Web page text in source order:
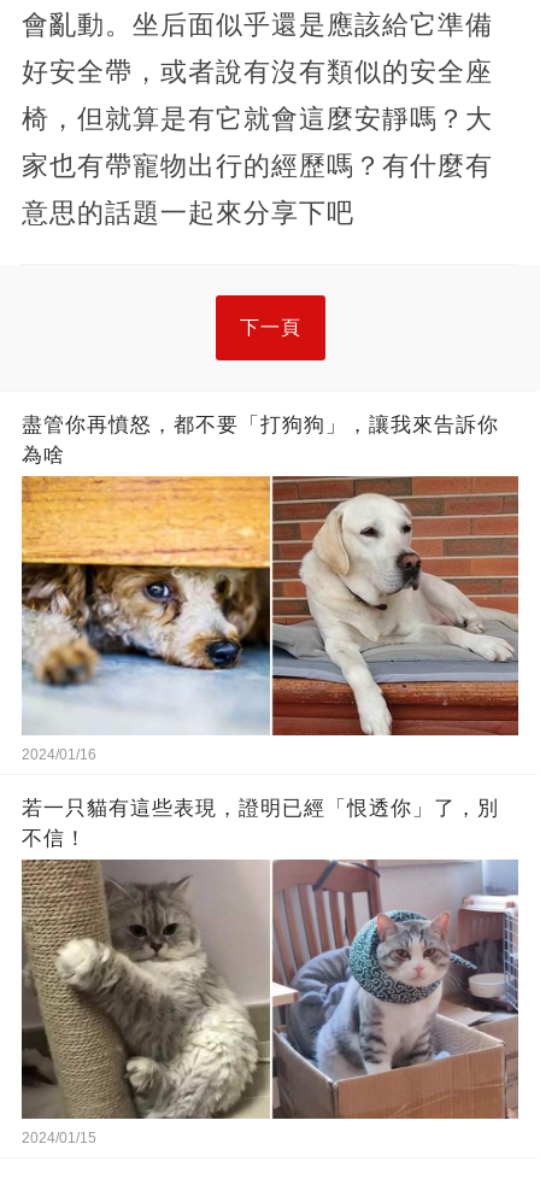
會亂動。坐后面似乎還是應該給它準備
好安全帶，或者說有沒有類似的安全座
椅，但就算是有它就會這麼安靜嗎？大
家也有帶寵物出行的經歷嗎？有什麼有
意思的話題一起來分享下吧
下一頁
盡管你再憤怒，都不要「打狗狗」，讓我來告訴你
為啥
2024/01/16
若一只貓有這些表現，證明已經「恨透你」了，別
不信！
2024/01/15